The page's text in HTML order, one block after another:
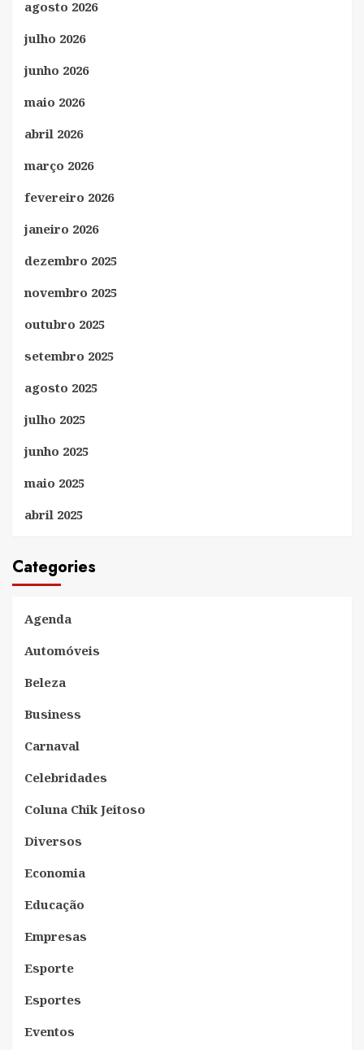
agosto 2026
julho 2026
junho 2026
maio 2026
abril 2026
março 2026
fevereiro 2026
janeiro 2026
dezembro 2025
novembro 2025
outubro 2025
setembro 2025
agosto 2025
julho 2025
junho 2025
maio 2025
abril 2025
Categories
Agenda
Automóveis
Beleza
Business
Carnaval
Celebridades
Coluna Chik Jeitoso
Diversos
Economia
Educação
Empresas
Esporte
Esportes
Eventos